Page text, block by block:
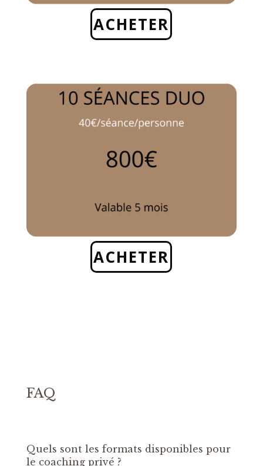
ACHETER
ACHETER
FAQ
Quels sont les formats disponibles pour
le coaching privé ?